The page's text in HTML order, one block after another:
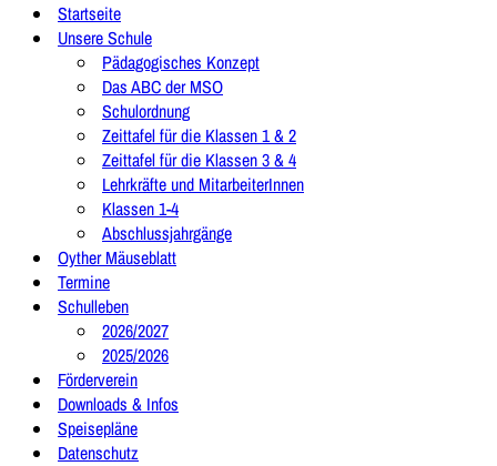
Startseite
Unsere Schule
Pädagogisches Konzept
Das ABC der MSO
Schulordnung
Zeittafel für die Klassen 1 & 2
Zeittafel für die Klassen 3 & 4
Lehrkräfte und MitarbeiterInnen
Klassen 1-4
Abschlussjahrgänge
Oyther Mäuseblatt
Termine
Schulleben
2026/2027
2025/2026
Förderverein
Downloads & Infos
Speisepläne
Datenschutz